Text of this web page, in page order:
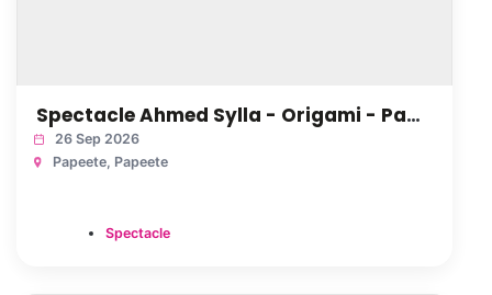
Spectacle Ahmed Sylla - Origami - Papeete
26 Sep 2026
Papeete, Papeete
Spectacle